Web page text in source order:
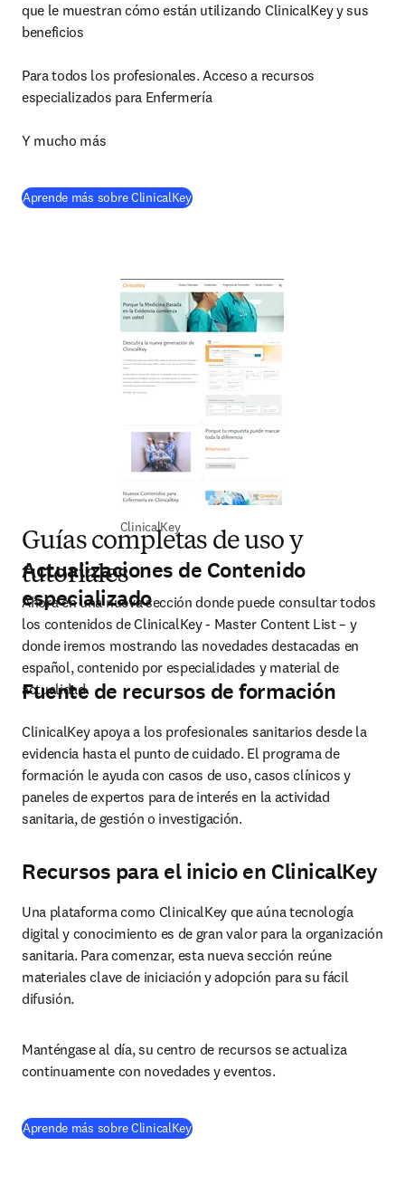
que le muestran cómo están utilizando ClinicalKey y sus
beneficios
Para todos los profesionales. Acceso a recursos
especializados para Enfermería
Y mucho más
Aprende más sobre ClinicalKey(
ClinicalKey
Guías completas de uso y
tutoriales
Actualizaciones de Contenido
especializado
Ahora en una nueva sección donde puede consultar todos
los contenidos de ClinicalKey - Master Content List – y
donde iremos mostrando las novedades destacadas en
español, contenido por especialidades y material de
actualidad.
Fuente de recursos de formación
ClinicalKey apoya a los profesionales sanitarios desde la
evidencia hasta el punto de cuidado. El programa de
formación le ayuda con casos de uso, casos clínicos y
paneles de expertos para de interés en la actividad
sanitaria, de gestión o investigación.
Recursos para el inicio en ClinicalKey
Una plataforma como ClinicalKey que aúna tecnología
digital y conocimiento es de gran valor para la organización
sanitaria. Para comenzar, esta nueva sección reúne
materiales clave de iniciación y adopción para su fácil
difusión.
Manténgase al día, su centro de recursos se actualiza
continuamente con novedades y eventos.
Aprende más sobre ClinicalKey(